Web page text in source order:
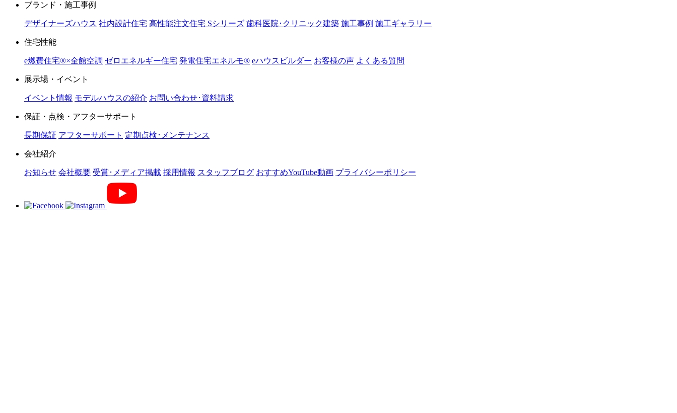
ブランド・施工事例
デザイナーズハウス 社内設計住宅 高性能注文住宅 Sシリーズ 歯科医院･クリニック建築 施工事例 施工ギャラリー
住宅性能
e燃費住宅®︎×全館空調 ゼロエネルギー住宅 発電住宅エネルモ®︎ eハウスビルダー お客様の声 よくある質問
展示場・イベント
イベント情報 モデルハウスの紹介 お問い合わせ･資料請求
保証・点検・アフターサポート
長期保証 アフターサポート 定期点検･メンテナンス
会社紹介
お知らせ 会社概要 受賞･メディア掲載 採用情報 スタッフブログ おすすめYouTube動画 プライバシーポリシー